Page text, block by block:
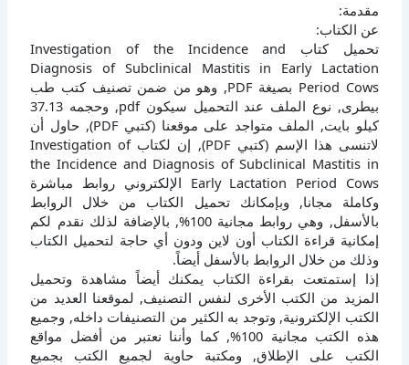
مقدمة:
عن الكتاب:
تحميل كتاب Investigation of the Incidence and
Diagnosis of Subclinical Mastitis in Early Lactation
Period Cows بصيغة PDF, وهو من ضمن تصنيف كتب طب
بيطرى, نوع الملف عند التحميل سيكون pdf, وحجمه 37.13
كيلو بايت, الملف متواجد على موقعنا (كتبي PDF), حاول أن
لاتنسى هذا الإسم (كتبي PDF), إن لكتاب Investigation of
the Incidence and Diagnosis of Subclinical Mastitis in
Early Lactation Period Cows الإلكتروني روابط مباشرة
وكاملة مجانا, وبإمكانك تحميل الكتاب من خلال الروابط
بالأسفل, وهي روابط مجانية 100%, بالإضافة لذلك نقدم لكم
إمكانية قراءة الكتاب أون لاين ودون أي حاجة لتحميل الكتاب
وذلك من خلال الروابط بالأسفل أيضاً.
إذا إستمتعت بقراءة الكتاب يمكنك أيضاً مشاهدة وتحميل
المزيد من الكتب الأخرى لنفس التصنيف, لموقعنا العديد من
الكتب الإلكترونية, وتوجد به الكثير من التصنيفات داخله, وجميع
هذه الكتب مجانية 100%, كما وأننا نعتبر من أفضل مواقع
الكتب على الإطلاق, ومكتبة حاوية لجميع الكتب بجميع